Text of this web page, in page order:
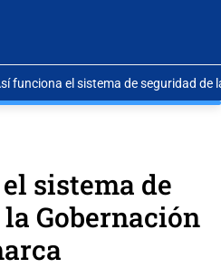
funciona el sistema de seguridad de
sistema de
Gobernación